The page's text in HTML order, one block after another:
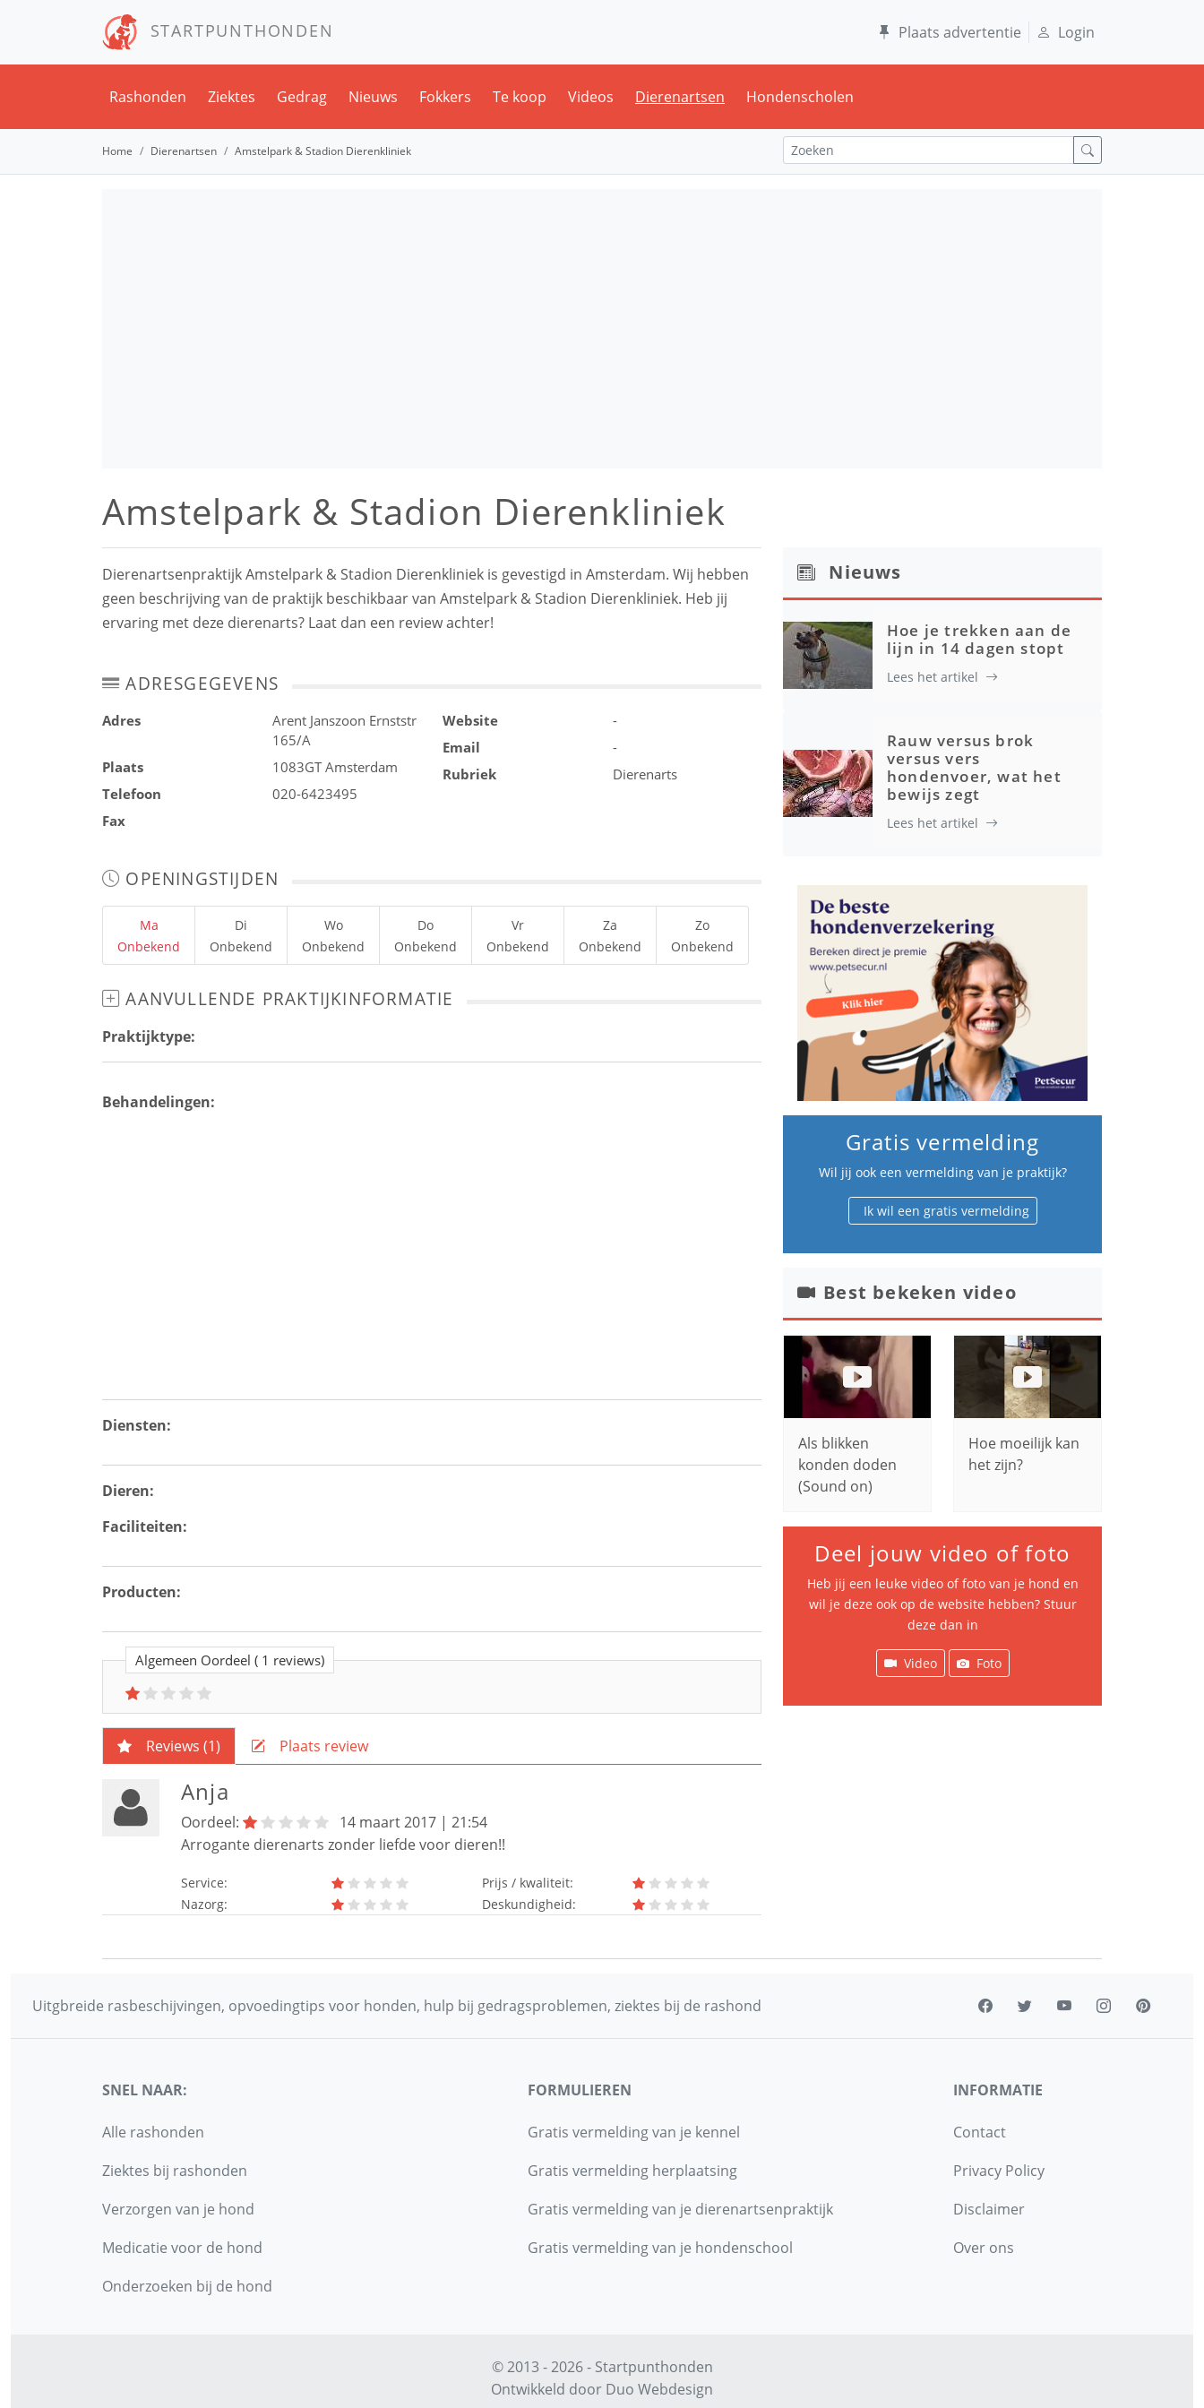
STARTPUNTHONDEN Plaats advertentie Login
Rashonden Ziektes Gedrag Nieuws Fokkers Te koop Videos Dierenartsen Hondenscholen
Home Dierenartsen Amstelpark & Stadion Dierenkliniek
Amstelpark & Stadion Dierenkliniek
Dierenartsenpraktijk Amstelpark & Stadion Dierenkliniek is gevestigd in Amsterdam. Wij hebben
geen beschrijving van de praktijk beschikbaar van Amstelpark & Stadion Dierenkliniek. Heb jij
ervaring met deze dierenarts? Laat dan een review achter!
ADRESGEGEVENS
Adres
Arent Janszoon Ernststr
165/A
Plaats
1083GT Amsterdam
Telefoon
020-6423495
Fax
Website
-
Email
-
Rubriek
Dierenarts
OPENINGSTIJDEN
Ma
Onbekend
Di
Onbekend
Wo
Onbekend
Do
Onbekend
Vr
Onbekend
Za
Onbekend
Zo
Onbekend
AANVULLENDE PRAKTIJKINFORMATIE
Praktijktype:
Behandelingen:
Diensten:
Dieren:
Faciliteiten:
Producten:
Algemeen Oordeel ( 1 reviews)
Reviews (1) Plaats review
Anja
Oordeel:
14 maart 2017 | 21:54
Arrogante dierenarts zonder liefde voor dieren!!
Service:
Nazorg:
Prijs / kwaliteit:
Deskundigheid:
Nieuws
Hoe je trekken aan de
lijn in 14 dagen stopt
Lees het artikel
Rauw versus brok
versus vers
hondenvoer, wat het
bewijs zegt
Lees het artikel
Gratis vermelding
Wil jij ook een vermelding van je praktijk?
Ik wil een gratis vermelding
Best bekeken video
Als blikken
konden doden
(Sound on)
Hoe moeilijk kan
het zijn?
Deel jouw video of foto
Heb jij een leuke video of foto van je hond en
wil je deze ook op de website hebben? Stuur
deze dan in
Video Foto
Uitgbreide rasbeschijvingen, opvoedingtips voor honden, hulp bij gedragsproblemen, ziektes bij de rashond
SNEL NAAR:
Alle rashonden
Ziektes bij rashonden
Verzorgen van je hond
Medicatie voor de hond
Onderzoeken bij de hond
FORMULIEREN
Gratis vermelding van je kennel
Gratis vermelding herplaatsing
Gratis vermelding van je dierenartsenpraktijk
Gratis vermelding van je hondenschool
INFORMATIE
Contact
Privacy Policy
Disclaimer
Over ons
© 2013 - 2026 - Startpunthonden
Ontwikkeld door Duo Webdesign